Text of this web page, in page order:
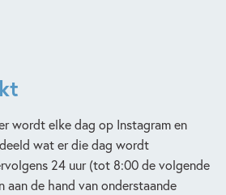
wordt elke dag op Instagram en
wat er die dag wordt
24 uur (tot 8:00 de volgende
aan de hand van onderstaande